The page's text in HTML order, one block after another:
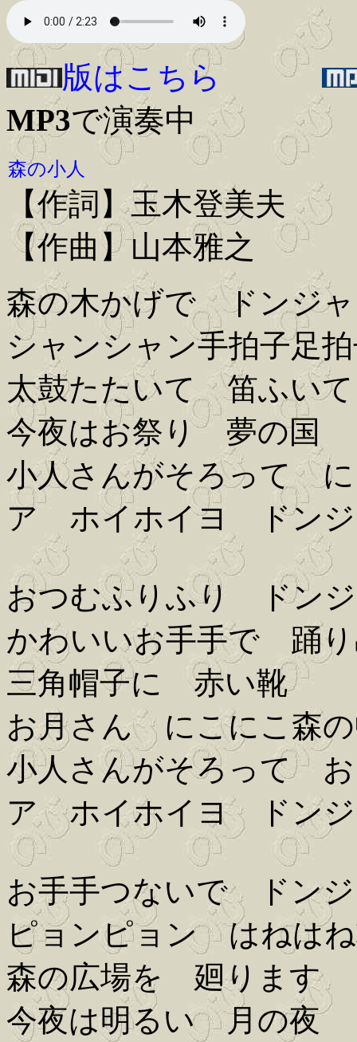
版はこちら
MP3で演奏中
森の小人
【作詞】玉木登美夫
【作曲】山本雅之
森の木かげで ドンジ
シャンシャン手拍子足
太鼓たたいて 笛ふいて
今夜はお祭り 夢の国
小人さんがそろって
ア ホイホイヨ ドンジ
おつむふりふり ドン
かわいいお手手で 踊
三角帽子に 赤い靴
お月さん にこにこ森
小人さんがそろって
ア ホイホイヨ ドンジ
お手手つないで ドン
ピョンピョン はねは
森の広場を 廻ります
今夜は明るい 月の夜